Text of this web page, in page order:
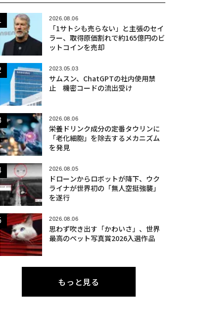
2026.08.06
「1サトシも売らない」と主張のセイ
ラー、取得原価割れで約165億円のビ
ットコインを売却
2023.05.03
サムスン、ChatGPTの社内使用禁
止 機密コードの流出受け
2026.08.06
栄養ドリンク成分の定番タウリンに
「老化細胞」を除去するメカニズム
を発見
2026.08.05
ドローンからロボットが降下、ウク
ライナが世界初の「無人空挺強襲」
を遂行
2026.08.06
思わず吹き出す「かわいさ」、世界
最高のペット写真賞2026入選作品
もっと見る